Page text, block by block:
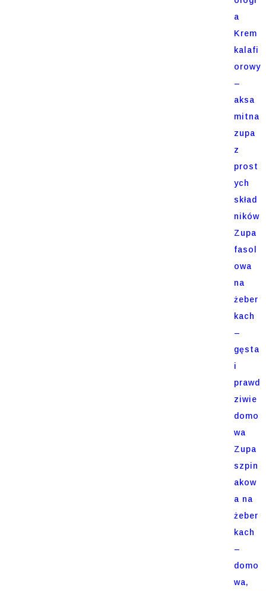
a
Krem
kalafi
orowy
–
aksa
mitna
zupa
z
prost
ych
skład
ników
Zupa
fasol
owa
na
żeber
kach
–
gęsta
i
prawd
ziwie
domo
wa
Zupa
szpin
akow
a na
żeber
kach
–
domo
wa,